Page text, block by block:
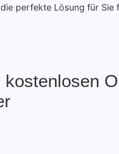
perfekte Lösung für Sie